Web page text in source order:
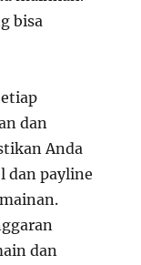
bisa
dan
Anda
dan payline
dan